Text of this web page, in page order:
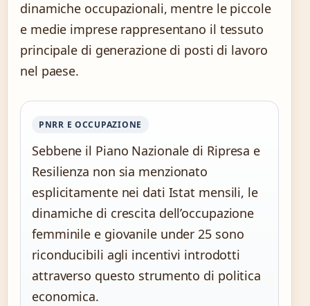
dinamiche occupazionali, mentre le piccole
e medie imprese rappresentano il tessuto
principale di generazione di posti di lavoro
nel paese.
PNRR E OCCUPAZIONE
Sebbene il Piano Nazionale di Ripresa e
Resilienza non sia menzionato
esplicitamente nei dati Istat mensili, le
dinamiche di crescita dell’occupazione
femminile e giovanile under 25 sono
riconducibili agli incentivi introdotti
attraverso questo strumento di politica
economica.